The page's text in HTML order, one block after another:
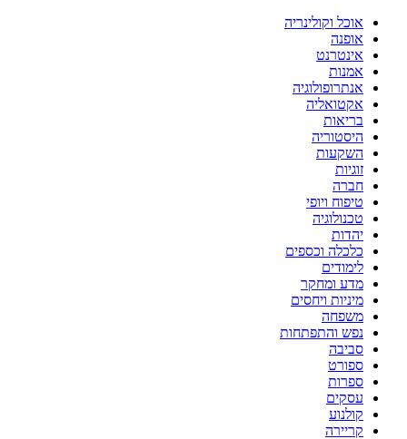
אוכל וקולינריה
אופנה
אינטרנט
אמנות
אנתרופולוגיה
אקטואליה
בריאות
היסטוריה
השקעות
זוגיות
חברה
טיפוח ויופי
טכנולוגיה
יהדות
כלכלה וכספים
לימודים
מדע ומחקר
מיניות ויחסים
משפחה
נפש והתפתחות
סביבה
ספורט
ספרות
עסקים
קולנוע
קריירה